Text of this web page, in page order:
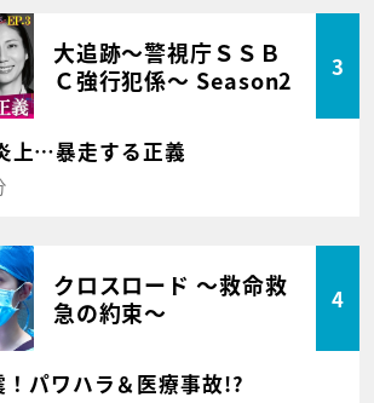
大追跡～警視庁ＳＳＢ
Ｃ強行犯係～ Season2
3
上…暴走する正義
クロスロード ～救命救
急の約束～
4
パワハラ＆医療事故!?